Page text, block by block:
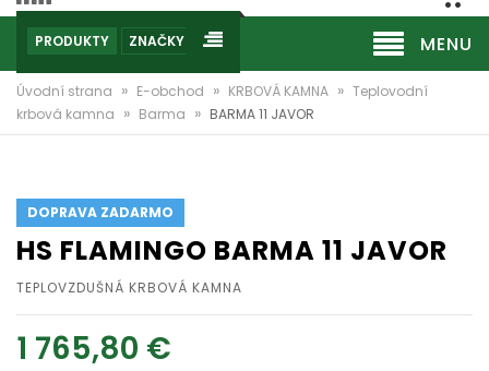
MENU
PRODUKTY ZNAČKY
Úvodní strana » E-obchod » KRBOVÁ KAMNA » Teplovodní
krbová kamna » Barma » BARMA 11 JAVOR
DOPRAVA ZADARMO
HS FLAMINGO BARMA 11 JAVOR
TEPLOVZDUŠNÁ KRBOVÁ KAMNA
1 765,80 €